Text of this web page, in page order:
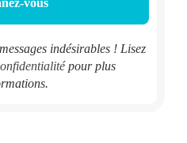
indésirables ! Lisez
pour plus